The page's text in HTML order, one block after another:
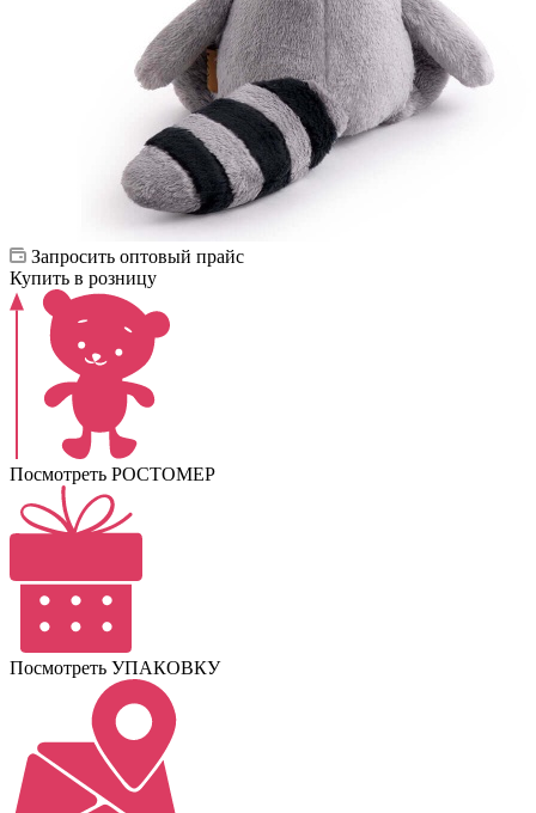
Запросить оптовый прайс
Купить в розницу
Посмотреть РОСТОМЕР
Посмотреть УПАКОВКУ